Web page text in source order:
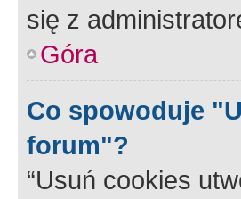
się z
Góra
Co spowoduje
forum"?
“Usuń cookies